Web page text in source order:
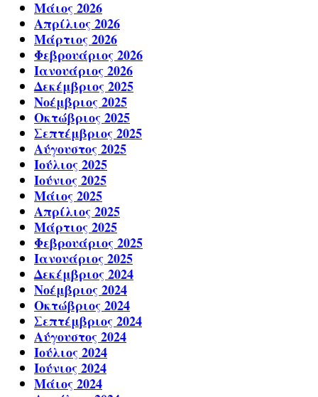
Μάιος 2026
Απρίλιος 2026
Μάρτιος 2026
Φεβρουάριος 2026
Ιανουάριος 2026
Δεκέμβριος 2025
Νοέμβριος 2025
Οκτώβριος 2025
Σεπτέμβριος 2025
Αύγουστος 2025
Ιούλιος 2025
Ιούνιος 2025
Μάιος 2025
Απρίλιος 2025
Μάρτιος 2025
Φεβρουάριος 2025
Ιανουάριος 2025
Δεκέμβριος 2024
Νοέμβριος 2024
Οκτώβριος 2024
Σεπτέμβριος 2024
Αύγουστος 2024
Ιούλιος 2024
Ιούνιος 2024
Μάιος 2024